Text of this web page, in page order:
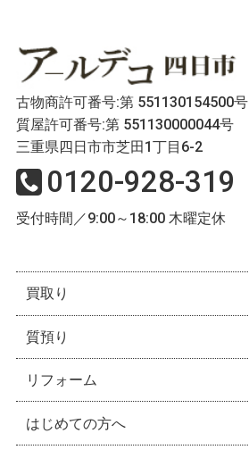
古物商許可番号:第 551130154500号
質屋許可番号:第 551130000044号
三重県四日市市芝田1丁目6-2
0120-928-319
受付時間／9:00～18:00 木曜定休
買取り
質預り
リフォーム
はじめての方へ